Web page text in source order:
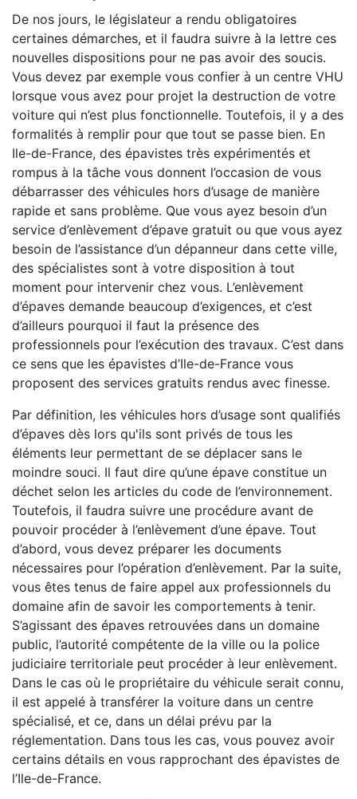
De nos jours, le législateur a rendu obligatoires
certaines démarches, et il faudra suivre à la lettre ces
nouvelles dispositions pour ne pas avoir des soucis.
Vous devez par exemple vous confier à un centre VHU
lorsque vous avez pour projet la destruction de votre
voiture qui n’est plus fonctionnelle. Toutefois, il y a des
formalités à remplir pour que tout se passe bien. En
Ile-de-France, des épavistes très expérimentés et
rompus à la tâche vous donnent l’occasion de vous
débarrasser des véhicules hors d’usage de manière
rapide et sans problème. Que vous ayez besoin d’un
service d’enlèvement d’épave gratuit ou que vous ayez
besoin de l’assistance d’un dépanneur dans cette ville,
des spécialistes sont à votre disposition à tout
moment pour intervenir chez vous. L’enlèvement
d’épaves demande beaucoup d’exigences, et c’est
d’ailleurs pourquoi il faut la présence des
professionnels pour l’exécution des travaux. C’est dans
ce sens que les épavistes d’Ile-de-France vous
proposent des services gratuits rendus avec finesse.
Par définition, les véhicules hors d’usage sont qualifiés
d’épaves dès lors qu'ils sont privés de tous les
éléments leur permettant de se déplacer sans le
moindre souci. Il faut dire qu’une épave constitue un
déchet selon les articles du code de l’environnement.
Toutefois, il faudra suivre une procédure avant de
pouvoir procéder à l’enlèvement d’une épave. Tout
d’abord, vous devez préparer les documents
nécessaires pour l’opération d’enlèvement. Par la suite,
vous êtes tenus de faire appel aux professionnels du
domaine afin de savoir les comportements à tenir.
S’agissant des épaves retrouvées dans un domaine
public, l’autorité compétente de la ville ou la police
judiciaire territoriale peut procéder à leur enlèvement.
Dans le cas où le propriétaire du véhicule serait connu,
il est appelé à transférer la voiture dans un centre
spécialisé, et ce, dans un délai prévu par la
réglementation. Dans tous les cas, vous pouvez avoir
certains détails en vous rapprochant des épavistes de
l’Ile-de-France.